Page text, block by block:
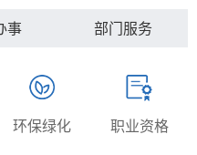
事 部门服务
环保绿化 职业资格